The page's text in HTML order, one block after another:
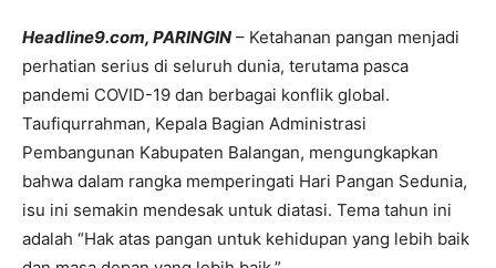
Headline9.com, PARINGIN – Ketahanan pangan menjadi
perhatian serius di seluruh dunia, terutama pasca
pandemi COVID-19 dan berbagai konflik global.
Taufiqurrahman, Kepala Bagian Administrasi
Pembangunan Kabupaten Balangan, mengungkapkan
bahwa dalam rangka memperingati Hari Pangan Sedunia,
isu ini semakin mendesak untuk diatasi. Tema tahun ini
adalah “Hak atas pangan untuk kehidupan yang lebih baik